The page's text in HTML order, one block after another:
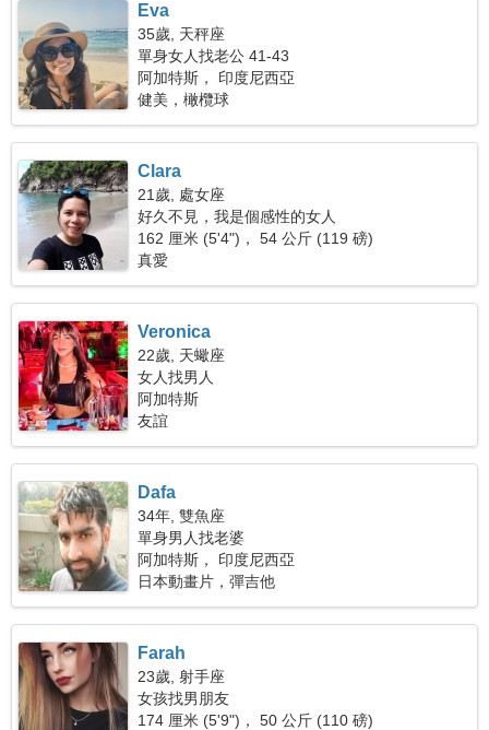
Eva
35歲, 天秤座
單身女人找老公 41-43
阿加特斯， 印度尼西亞
健美，橄欖球
Clara
21歲, 處女座
好久不見，我是個感性的女人
162 厘米 (5'4")， 54 公斤 (119 磅)
真愛
Veronica
22歲, 天蠍座
女人找男人
阿加特斯
友誼
Dafa
34年, 雙魚座
單身男人找老婆
阿加特斯， 印度尼西亞
日本動畫片，彈吉他
Farah
23歲, 射手座
女孩找男朋友
174 厘米 (5'9")， 50 公斤 (110 磅)